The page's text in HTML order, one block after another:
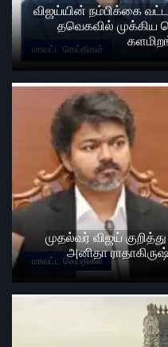
மாவட்ட செய்திகள்
விஜய்யின் நம்பிக்கை
தவெகவில் முக்கிய
மாவட்ட செய்திகள்
முதல்வர் விஜய்
அனிதா